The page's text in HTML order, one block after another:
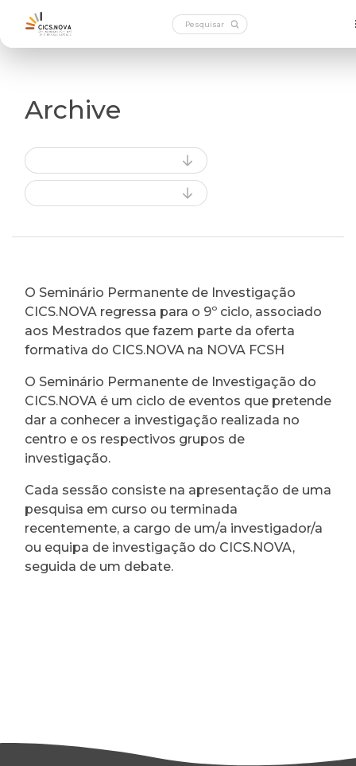
Archive
O Seminário Permanente de Investigação
CICS.NOVA regressa para o 9º ciclo, associado
aos Mestrados que fazem parte da oferta
formativa do CICS.NOVA na NOVA FCSH
O Seminário Permanente de Investigação do
CICS.NOVA é um ciclo de eventos que pretende
dar a conhecer a investigação realizada no
centro e os respectivos grupos de
investigação.
Cada sessão consiste na apresentação de uma
pesquisa em curso ou terminada
recentemente, a cargo de um/a investigador/a
ou equipa de investigação do CICS.NOVA,
seguida de um debate.